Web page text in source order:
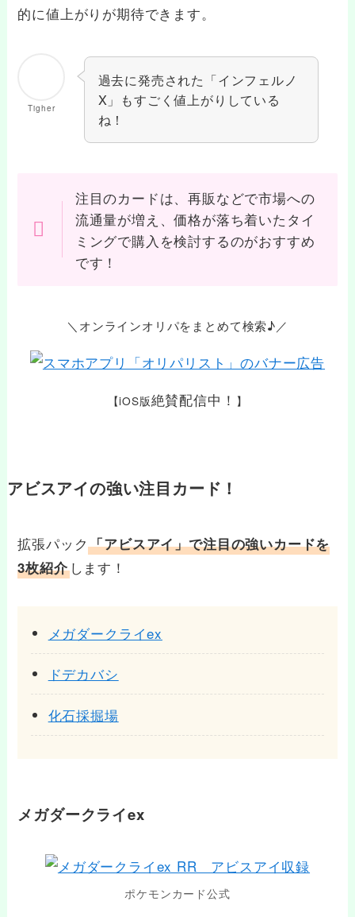
的に値上がりが期待できます。
Tigher
過去に発売された「インフェルノ
X」もすごく値上がりしている
ね！
注目のカードは、再販などで市場への
流通量が増え、価格が落ち着いたタイ
ミングで購入を検討するのがおすすめ
です！
＼オンラインオリパをまとめて検索♪／
【iOS版絶賛配信中！ 】
アビスアイの強い注目カード！
拡張パック「アビスアイ」で注目の強いカードを
3枚紹介します！
メガダークライex
ドデカバシ
化石採掘場
メガダークライex
ポケモンカード公式